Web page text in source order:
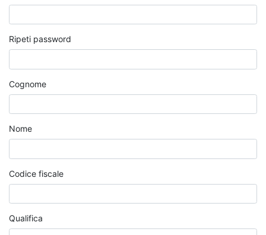
Ripeti password
Cognome
Nome
Codice fiscale
Qualifica